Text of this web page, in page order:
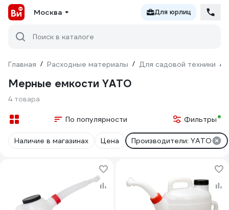
Москва Для юрлиц
Поиск в каталоге
Главная / Расходные материалы / Для садовой техники /
Мерные емкости YATO
4 товара
По популярности Фильтры
Наличие в магазинах Цена Производители: YATO